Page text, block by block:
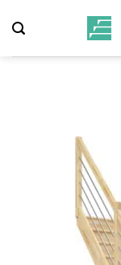
Inhalt
springen